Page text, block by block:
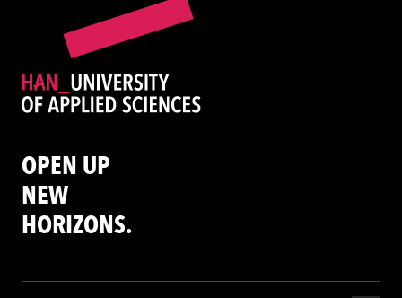
OPEN UP
NEW
HORIZONS.